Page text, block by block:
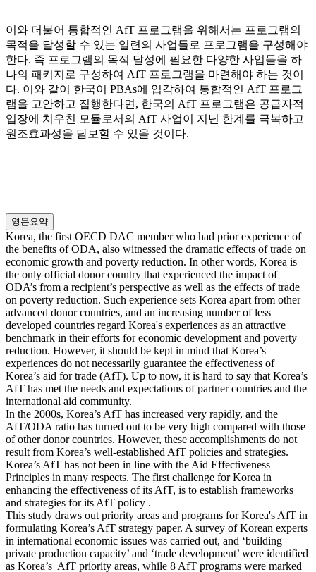
이와 더불어 통합적인 AfT 프로그램을 위해서는 프로그램의
목적을 달성할 수 있는 일련의 사업들로 프로그램을 구성해야
한다. 즉 프로그램의 목적 달성에 필요한 다양한 사업들을 하
나의 패키지로 구성하여 AfT 프로그램을 마련해야 하는 것이
다. 이와 같이 한국이 PBAs에 입각하여 통합적인 AfT 프로그
램을 고안하고 집행한다면, 한국의 AfT 프로그램은 공급자적
입장에 치우친 모듈로서의 AfT 사업이 지닌 한계를 극복하고
원조효과성을 담보할 수 있을 것이다.
영문요약
Korea, the first OECD DAC member who had prior experience of
the benefits of ODA, also witnessed the dramatic effects of trade on
economic growth and poverty reduction. In other words, Korea is
the only official donor country that experienced the impact of
ODA’s from a recipient’s perspective as well as the effects of trade
on poverty reduction. Such experience sets Korea apart from other
advanced donor countries, and an increasing number of less
developed countries regard Korea's experiences as an attractive
benchmark in their efforts for economic development and poverty
reduction. However, it should be kept in mind that Korea’s
experiences do not necessarily guarantee the effectiveness of
Korea’s aid for trade (AfT). Up to now, it is hard to say that Korea’s
AfT has met the needs and expectations of partner countries and the
international aid community.
In the 2000s, Korea’s AfT has increased very rapidly, and the
AfT/ODA ratio has turned out to be very high compared with those
of other donor countries. However, these accomplishments do not
result from Korea’s well-established AfT policies and strategies.
Korea’s AfT has not been in line with the Aid Effectiveness
Principles in many respects. The first challenge for Korea in
enhancing the effectiveness of its AfT, is to establish frameworks
and strategies for its AfT policy .
This study draws out priority areas and programs for Korea's AfT in
formulating Korea’s AfT strategy paper. A survey of Korean experts
in international economic issues was carried out, and ‘building
private production capacity’ and ‘trade development’ were identified
as Korea’s AfT priority areas, while 8 AfT programs were marked